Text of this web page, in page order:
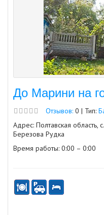
До Марини на
Отзывов: 0 | Тип:
Адрес: Полтавская область, с.
Березова Рудка
Время работы: 0:00 – 0:00